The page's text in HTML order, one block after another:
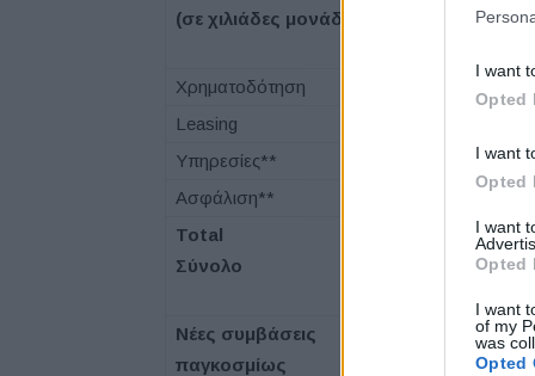
I want
Opted
I want
Opted
I want
Opted
I want
of my
was
Opted
(σε χιλιάδες μονάδες*)
Χρηματοδότηση
Leasing
Υπηρεσίες**
5.863
Ασφάλιση**
Total
Σύνολο
25.295
Νέες συμβάσεις
παγκοσμίως